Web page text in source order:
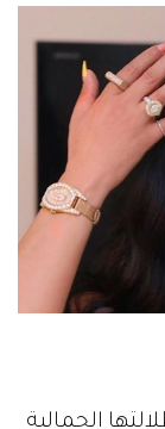
الجمالية